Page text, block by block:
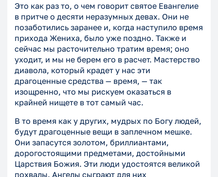
Это как раз то, о чем говорит святое Евангелие
в притче о десяти неразумных девах. Они не
позаботились заранее и, когда наступило время
прихода Жениха, было уже поздно. Также и
сейчас мы расточительно тратим время; оно
уходит, и мы не берем его в расчет. Мастерство
диавола, который крадет у нас эти
драгоценные средства — время, — так
изощренно, что мы рискуем оказаться в
крайней нищете в тот самый час.
В то время как у других, мудрых по Богу людей,
будут драгоценные вещи в заплечном мешке.
Они запасутся золотом, бриллиантами,
дорогостоящими предметами, достойными
Царствия Божия. Эти люди удостоятся великой
похвалы. Ангелы сыграют для них